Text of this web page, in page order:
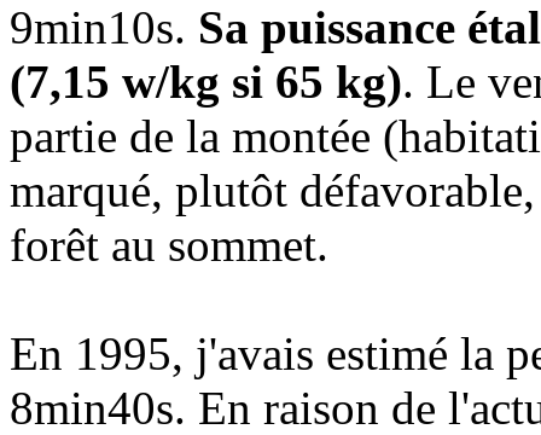
9min10s. Sa puissance
(7,15 w/kg si 65 kg). Le
partie de la montée
marqué, plutôt
forêt au sommet.
En 1995, j'avais estimé la
8min40s. En raison de